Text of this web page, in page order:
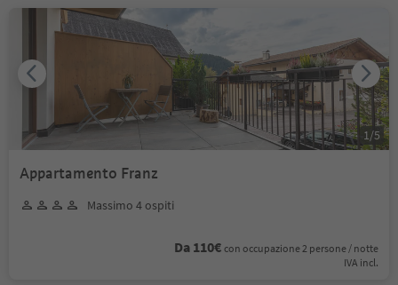
Appartamento Franz
Massimo 4 ospiti
Da 110€ con occupazione 2 persone / notte
IVA incl.
1/5